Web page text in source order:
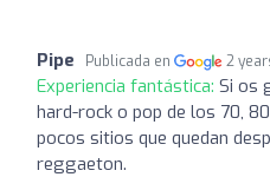
Pipe Publicada en 2
Experiencia fantástica: Si os
hard-rock o pop de los 70,
pocos sitios que quedan
reggaeton.